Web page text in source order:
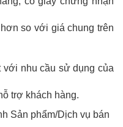
so với giá chung trên
nhu cầu sử dụng của
trợ khách hàng.
Sản phẩm/Dịch vụ bán